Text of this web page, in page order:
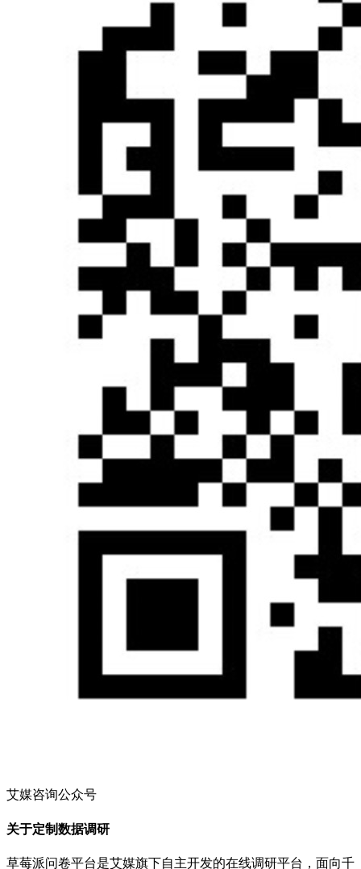
艾媒咨询公众号
关于定制数据调研
草莓派问卷平台是艾媒旗下自主开发的在线调研平台，面向千